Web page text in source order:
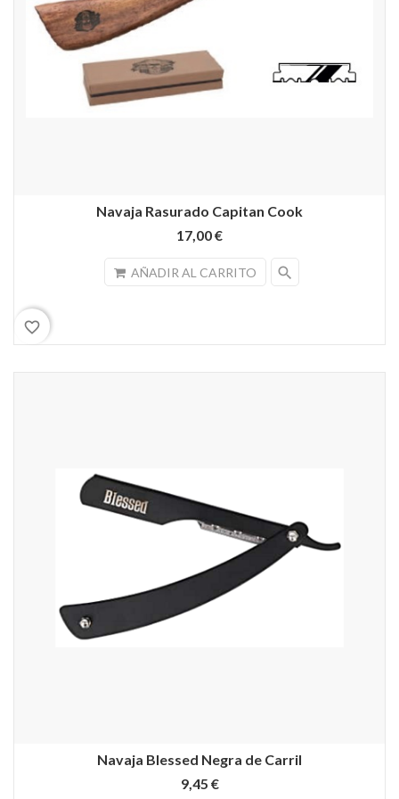
Navaja Rasurado Capitan Cook
17,00 €
AÑADIR AL CARRITO search
favorite_border
Navaja Blessed Negra de Carril
9,45 €